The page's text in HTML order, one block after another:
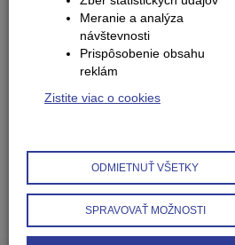
Príslušenstvo k podlahám
Meranie a analýza
návštevnosti
Prispôsobenie obsahu
reklám
Zistite viac o cookies
ODMIETNUŤ VŠETKY
SPRAVOVAŤ MOŽNOSTI